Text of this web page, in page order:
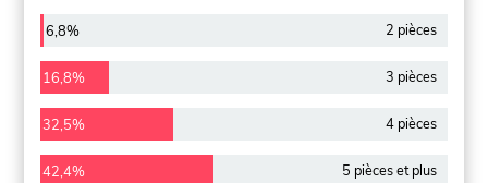
6,8% 2 pièces
16,8% 3 pièces
32,5% 4 pièces
42,4% 5 pièces et plus